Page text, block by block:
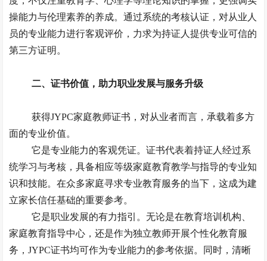
操能力与伦理素养的养成。通过系统的考核认证，对从业人
员的专业能力进行客观评价，力求为持证人提供专业可信的
第三方证明。
二、 证书价值，助力职业发展与服务升级
获得JYPC家庭教师证书，对从业者而言，承载着多方
面的专业价值。
它是专业能力的客观凭证。证书代表着持证人经过系
统学习与考核，具备相应等级家庭教育教学与指导的专业知
识和技能。在众多家庭寻求专业教育服务的当下，这成为建
立家长信任基础的重要参考。
它是职业发展的有力指引。无论是在教育培训机构、
家庭教育指导中心，还是作为独立教师开展个性化教育服
务，JYPC证书均可作为专业能力的参考依据。同时，清晰